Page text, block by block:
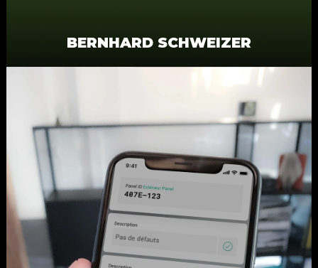
BERNHARD SCHWEIZER